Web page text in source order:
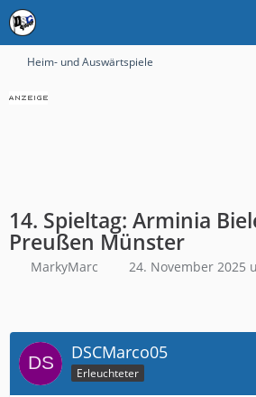
Heim- und Auswärtspiele
14. Spieltag: Arminia
Preußen Münster
MarkyMarc 24. November 2025
DSCMarco05
Erleuchteter